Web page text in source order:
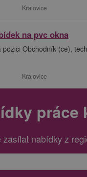
Kralovice
na pvc okna
Obchodník (ce),
Kralovice
práce
nabídky z